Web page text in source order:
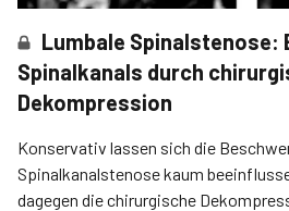
Lumbale Spinalstenose:
Spinalkanals durch
Dekompression
Konservativ lassen sich die
Spinalkanalstenose kaum
dagegen die chirurgische